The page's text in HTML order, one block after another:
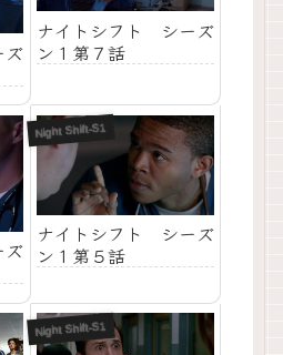
ナイトシフト シーズ
ン１第７話
Night Shift-S1
ナイトシフト シーズ
ン１第５話
Night Shift-S1